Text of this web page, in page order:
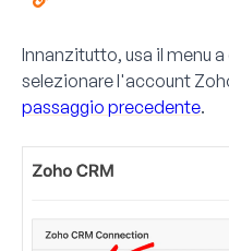
Innanzitutto, usa il menu
selezionare l'account
passaggio precedente.